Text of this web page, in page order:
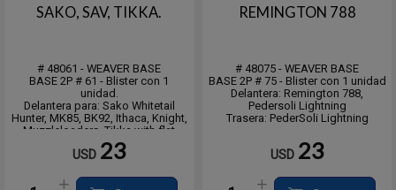
SAKO, SAV, TIKKA.
# 48061 - WEAVER BASE
BASE 2P # 61 - Blister con 1
unidad.
Delantera para: Sako Whitetail
Hunter, MK85, BK92, Ithaca, Knight,
Muzzleloaders, Tikka with flat
receiver, Octagon Barrel or Flat Top
Receivers,Shilen
10, 12, and 16 (short actions);
USD 23
REMINGTON 788
# 48075 - WEAVER BASE
BASE 2P # 75 - Blister con 1 unidad
Delantera: Remington 788,
Pedersoli Lightning
Trasera: PederSoli Lightning
USD 23